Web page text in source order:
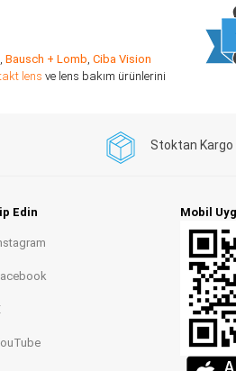
, Bausch + Lomb, Ciba Vision
lens ve lens bakım ürünlerini
Stoktan Kargo
Edin Mobil